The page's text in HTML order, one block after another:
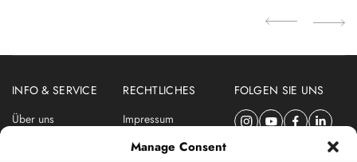
Manage Consent
INFO & SERVICE
Über uns
RECHTLICHES
Impressum
Datenschutzerklärung
FOLGEN SIE UNS